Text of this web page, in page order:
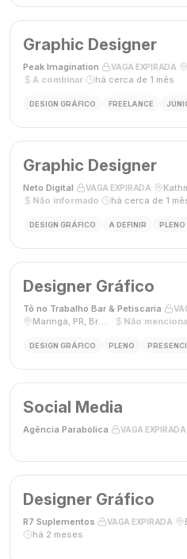
Graphic Designer
Peak Imagination VAGA EXPIRADA
A combinar
há cerca de 1 mês
DESIGN GRÁFICO FREELANCE
Graphic Designer
Neto Digital VAGA EXPIRADA
Não informado
há cerca de 1
DESIGN GRÁFICO A DEFINIR PLENO
Designer Gráfico
Tô no Trabalho Bar & Petiscaria
Maringá, PR, Brasil
Não
DESIGN GRÁFICO PLENO
Social Media
Agência Parabólica VAGA EXPIRADA
Designer Gráfico
R7 Suplementos VAGA EXPIRADA
há 2 meses